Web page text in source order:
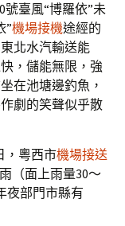
號臺風“博羅依”未
”機場接機途經的
北水汽輸送能
，儲能無限，強
在池塘邊釣魚，
作劇的笑聲似乎散
，粵西市機場接送
（面上雨量30～
夜部門市縣有